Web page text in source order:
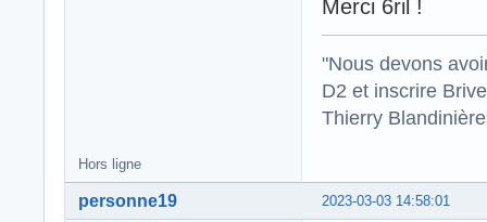
Merci 6ril !
"Nous devons
D2 et inscrire
Thierry
Hors ligne
2023-03-03 14:58:01
personne19